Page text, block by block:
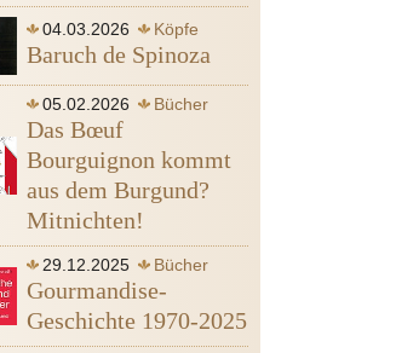
04.03.2026
Köpfe
Sinn
Spinoza Baruch de
Leidenschaft
Heine Heinrich
Ägypten
Baruch de Spinoza
05.02.2026 Bücher
Das Bœuf
Bourguignon kommt
aus dem Burgund?
Mitnichten!
29.12.2025 Bücher
Gourmandise-
Geschichte 1970-2025